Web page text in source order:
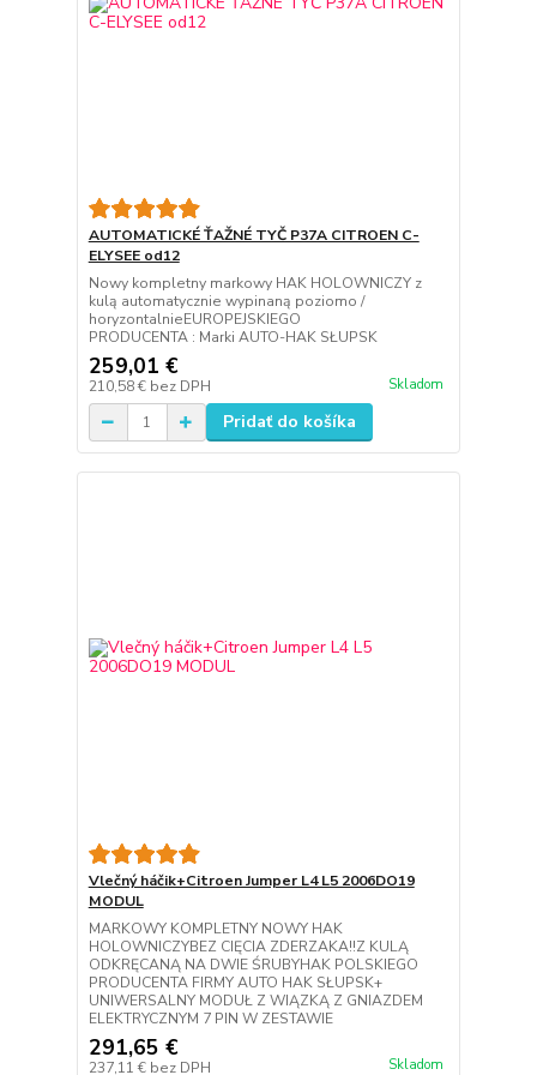
AUTOMATICKÉ ŤAŽNÉ TYČ P37A CITROEN C-
ELYSEE od12
Nowy kompletny markowy HAK HOLOWNICZY z
kulą automatycznie wypinaną poziomo /
horyzontalnieEUROPEJSKIEGO
PRODUCENTA : Marki AUTO-HAK SŁUPSK
259,01 €
210,58 € bez DPH Skladom
Pridať do košíka
Vlečný háčik+Citroen Jumper L4 L5 2006DO19
MODUL
MARKOWY KOMPLETNY NOWY HAK
HOLOWNICZYBEZ CIĘCIA ZDERZAKA!!Z KULĄ
ODKRĘCANĄ NA DWIE ŚRUBYHAK POLSKIEGO
PRODUCENTA FIRMY AUTO HAK SŁUPSK+
UNIWERSALNY MODUŁ Z WIĄZKĄ Z GNIAZDEM
ELEKTRYCZNYM 7 PIN W ZESTAWIE
291,65 €
237,11 € bez DPH Skladom